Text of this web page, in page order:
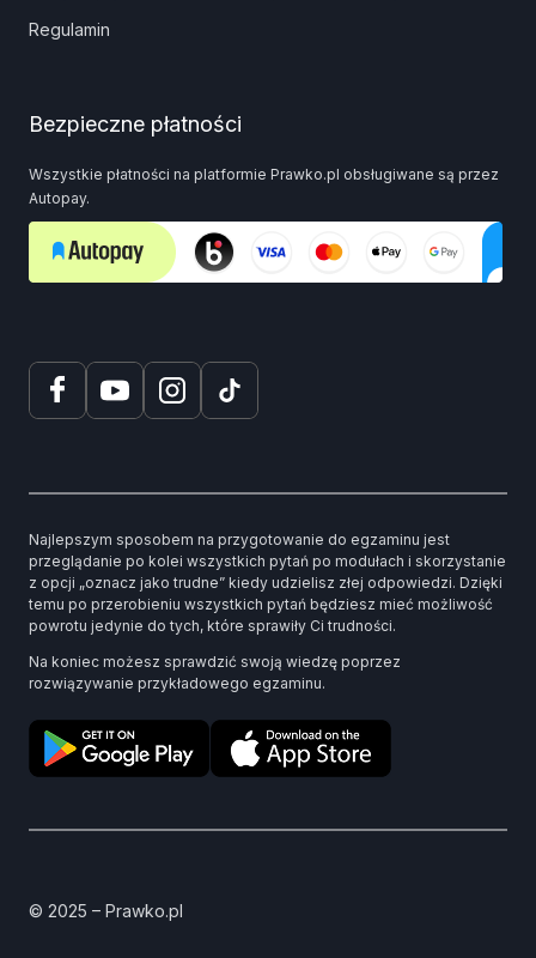
Regulamin
Bezpieczne płatności
Wszystkie płatności na platformie Prawko.pl obsługiwane są przez
Autopay.
Najlepszym sposobem na przygotowanie do egzaminu jest
przeglądanie po kolei wszystkich pytań po modułach i skorzystanie
z opcji „oznacz jako trudne” kiedy udzielisz złej odpowiedzi. Dzięki
temu po przerobieniu wszystkich pytań będziesz mieć możliwość
powrotu jedynie do tych, które sprawiły Ci trudności.
Na koniec możesz sprawdzić swoją wiedzę poprzez
rozwiązywanie przykładowego egzaminu.
© 2025 – Prawko.pl